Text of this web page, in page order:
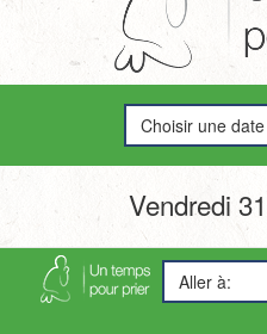
Choisir une date
Vendredi
Aller à: